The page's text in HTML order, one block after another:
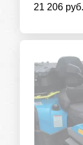
21 206 руб.